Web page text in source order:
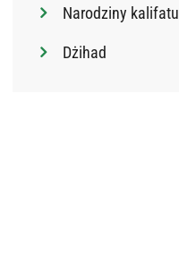
Narodziny kalifatu
Dżihad